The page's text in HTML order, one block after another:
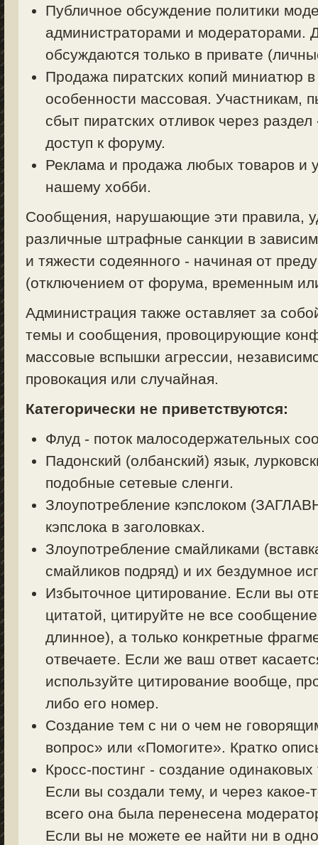
Публичное обсуждение политики
администраторами и модераторами.
обсуждаются только в привате
Продажа пиратских копий миниатюр
особенности массовая. Участникам,
сбыт пиратских отливок через
доступ к форуму.
Реклама и продажа любых товаров и
нашему хобби.
Сообщения, нарушающие эти правила,
различные штрафные санкции в
и тяжести содеянного - начиная от
(отключением от форума, временным
Администрация также оставляет за
темы и сообщения, провоцирующие
массовые вспышки агрессии,
провокация или случайная.
Категорически не приветствуются:
Флуд - поток малосодержательных
Падонский (олбанский) язык,
подобные сетевые сленги.
Злоупотребление кэпслоком
кэпслока в заголовках.
Злоупотребление смайликами
смайликов подряд) и их бездумное
Избыточное цитирование. Если вы
цитатой, цитируйте не все
длинное), а только конкретные
отвечаете. Если же ваш ответ
используйте цитирование вообще,
либо его номер.
Создание тем с ни о чем не
вопрос» или «Помогите». Кратко
Кросс-постинг - создание
Если вы создали тему, и через
всего она была перенесена
Если вы не можете ее найти ни в